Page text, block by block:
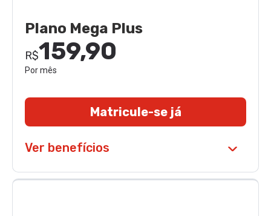
Plano Mega Plus
R$159,90
Por mês
Matricule-se já
Ver benefícios